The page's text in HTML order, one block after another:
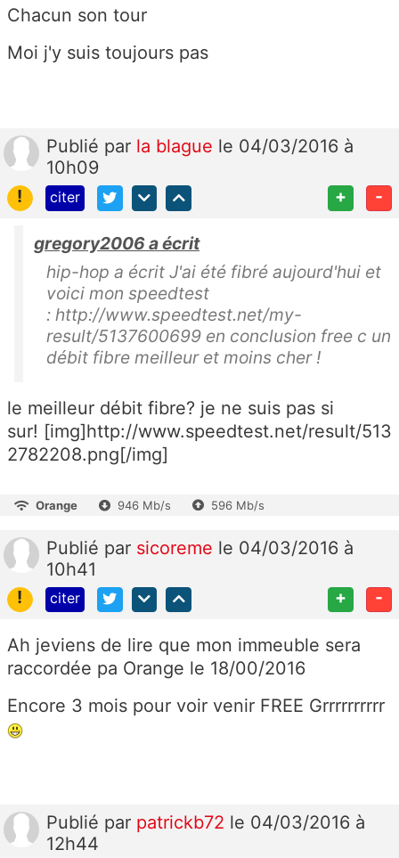
Chacun son tour
Moi j'y suis toujours pas
Publié par la blague le 04/03/2016 à
10h09
!
citer + -
gregory2006 a écrit
hip-hop a écrit J'ai été fibré aujourd'hui et
voici mon speedtest
: http://www.speedtest.net/my-
result/5137600699 en conclusion free c un
débit fibre meilleur et moins cher !
le meilleur débit fibre? je ne suis pas si
sur! [img]http://www.speedtest.net/result/513
2782208.png[/img]
Orange 946 Mb/s 596 Mb/s
Publié par sicoreme le 04/03/2016 à
10h41
!
citer + -
Ah jeviens de lire que mon immeuble sera
raccordée pa Orange le 18/00/2016
Encore 3 mois pour voir venir FREE Grrrrrrrrrr
Publié par patrickb72 le 04/03/2016 à
12h44